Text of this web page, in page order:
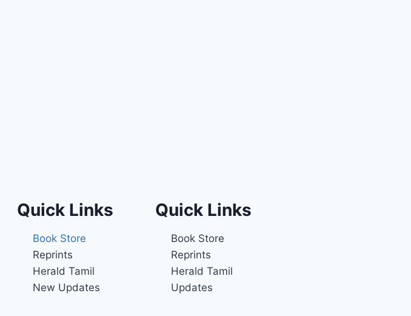
Quick Links
Book Store
Reprints
Herald Tamil
New Updates
Quick Links
Book Store
Reprints
Herald Tamil
Updates